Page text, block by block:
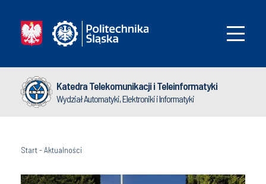
Katedra Telekomunikacji i Teleinformatyki
Wydział Automatyki, Elektroniki i Informatyki
Start-Aktualności